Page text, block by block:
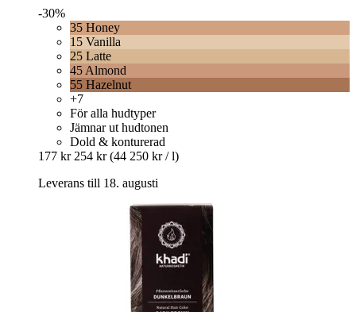
-30%
35 Honey
15 Vanilla
25 Latte
45 Almond
55 Hazelnut
+7
För alla hudtyper
Jämnar ut hudtonen
Dold & konturerad
177 kr 254 kr (44 250 kr / l)
Leverans till 18. augusti